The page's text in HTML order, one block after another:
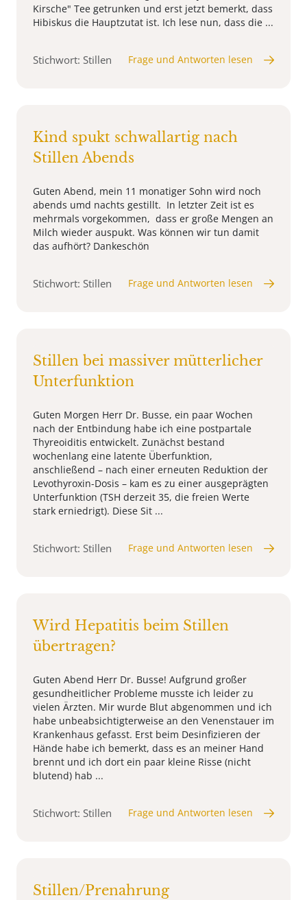
Kirsche" Tee getrunken und erst jetzt bemerkt, dass
Hibiskus die Hauptzutat ist. Ich lese nun, dass die ...
Stichwort: Stillen Frage und Antworten lesen
Kind spukt schwallartig nach
Stillen Abends
Guten Abend, mein 11 monatiger Sohn wird noch
abends umd nachts gestillt. In letzter Zeit ist es
mehrmals vorgekommen, dass er große Mengen an
Milch wieder auspukt. Was können wir tun damit
das aufhört? Dankeschön
Stichwort: Stillen Frage und Antworten lesen
Stillen bei massiver mütterlicher
Unterfunktion
Guten Morgen Herr Dr. Busse, ein paar Wochen
nach der Entbindung habe ich eine postpartale
Thyreoiditis entwickelt. Zunächst bestand
wochenlang eine latente Überfunktion,
anschließend – nach einer erneuten Reduktion der
Levothyroxin-Dosis – kam es zu einer ausgeprägten
Unterfunktion (TSH derzeit 35, die freien Werte
stark erniedrigt). Diese Sit ...
Stichwort: Stillen Frage und Antworten lesen
Wird Hepatitis beim Stillen
übertragen?
Guten Abend Herr Dr. Busse! Aufgrund großer
gesundheitlicher Probleme musste ich leider zu
vielen Ärzten. Mir wurde Blut abgenommen und ich
habe unbeabsichtigterweise an den Venenstauer im
Krankenhaus gefasst. Erst beim Desinfizieren der
Hände habe ich bemerkt, dass es an meiner Hand
brennt und ich dort ein paar kleine Risse (nicht
blutend) hab ...
Stichwort: Stillen Frage und Antworten lesen
Stillen/Prenahrung